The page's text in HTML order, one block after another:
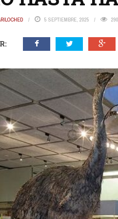
5 SEPTIEMBRE, 2025